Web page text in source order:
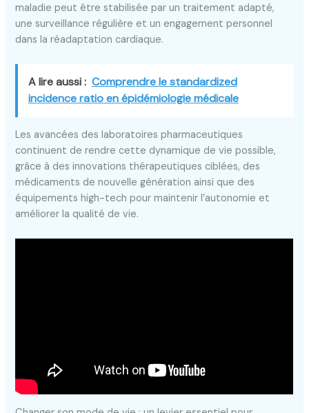
maladie peut être stabilisée par un traitement adapté,
une surveillance régulière et un engagement personnel
dans la réadaptation cardiaque.
A lire aussi : Comprendre le standardized
incidence ratio en épidémiologie médicale
Les avancées des laboratoires pharmaceutiques
continuent de rendre cette dynamique de vie possible,
grâce à des innovations thérapeutiques ciblées, des
médicaments de nouvelle génération ainsi que des
équipements high-tech pour maintenir l’autonomie et
améliorer la qualité de vie.